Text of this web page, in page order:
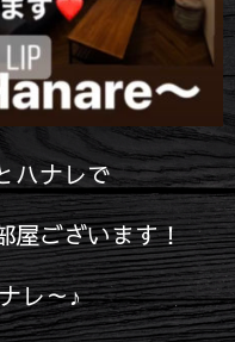
ハナレで
屋ございます！
レ～♪